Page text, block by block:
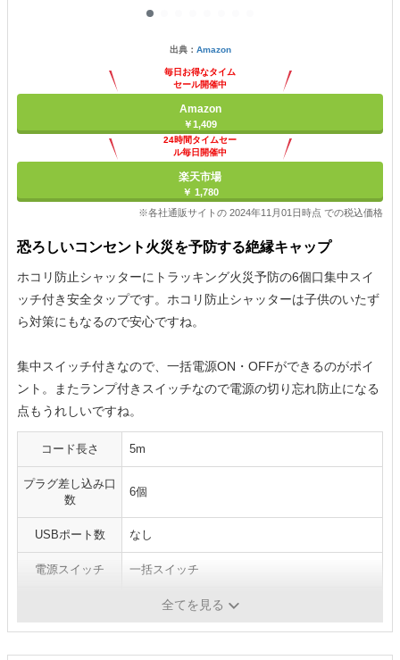
出典： Amazon
毎日お得なタイム
セール開催中
Amazon
￥1,409
24時間タイムセー
ル毎日開催中
楽天市場
￥ 1,780
※各社通販サイトの 2024年11月01日時点 での税込価格
恐ろしいコンセント火災を予防する絶縁キャップ
ホコリ防止シャッターにトラッキング火災予防の6個口集中スイ
ッチ付き安全タップです。ホコリ防止シャッターは子供のいたず
ら対策にもなるので安心ですね。
集中スイッチ付きなので、一括電源ON・OFFができるのがポイ
ント。またランプ付きスイッチなので電源の切り忘れ防止になる
点もうれしいですね。
コード長さ 5m
プラグ差し込み口
数
6個
USBポート数 なし
電源スイッチ 一括スイッチ
全てを見る